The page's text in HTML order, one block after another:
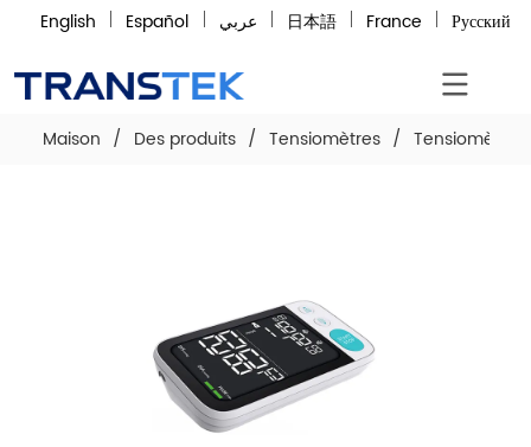
English Español عربي 日本語 France Русский
Maison / Des produits / Tensiomètres / Tensiomètre